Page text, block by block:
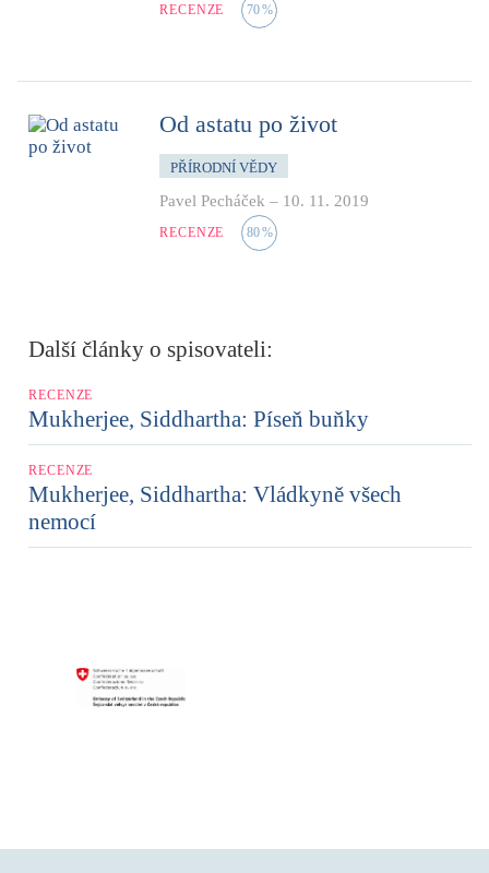
RECENZE 70%
Od astatu po život
PŘÍRODNÍ VĚDY
Pavel Pecháček – 10. 11. 2019
RECENZE 80%
Další články o spisovateli:
RECENZE
Mukherjee, Siddhartha: Píseň buňky
RECENZE
Mukherjee, Siddhartha: Vládkyně všech
nemocí